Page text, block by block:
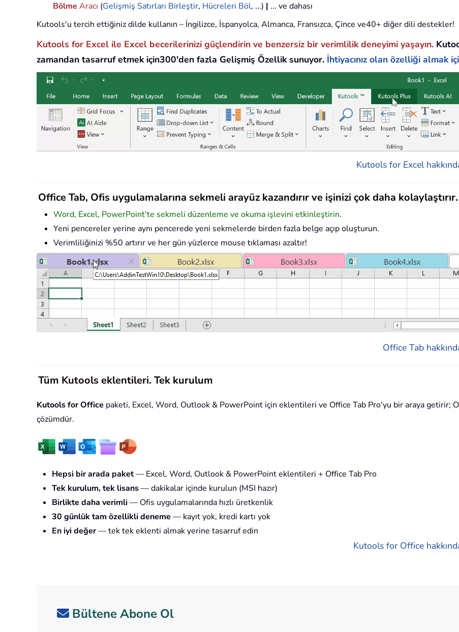
Bölme Aracı (Gelişmiş Satırları Birleştir, Hücreleri Böl, ...) | ... ve dahası
Kutools'u tercih ettiğiniz dilde kullanın – İngilizce, İspanyolca, Almanca, Fransızca, Çince ve40+ diğer dili destekler!
Kutools for Excel ile Excel becerilerinizi güçlendirin ve benzersiz bir verimlilik deneyimi yaşayın.
zamandan tasarruf etmek için300'den fazla Gelişmiş Özellik sunuyor. İhtiyacınız olan özelliği almak
Kutools for Excel
Office Tab, Ofis uygulamalarına sekmeli arayüz kazandırır ve işinizi çok daha kolaylaştırır.
Word, Excel, PowerPoint'te sekmeli düzenleme ve okuma işlevini etkinleştirin.
Yeni pencereler yerine aynı pencerede yeni sekmelerde birden fazla belge açıp oluşturun.
Verimliliğinizi %50 artırır ve her gün yüzlerce mouse tıklaması azaltır!
Office Tab
Tüm Kutools eklentileri. Tek kurulum
Kutools for Office paketi, Excel, Word, Outlook & PowerPoint için eklentileri ve Office Tab Pro'yu bir araya getirir;
çözümdür.
Hepsi bir arada paket— Excel, Word, Outlook & PowerPoint eklentileri + Office Tab Pro
Tek kurulum, tek lisans— dakikalar içinde kurulun (MSI hazır)
Birlikte daha verimli — Ofis uygulamalarında hızlı üretkenlik
30 günlük tam özellikli deneme — kayıt yok, kredi kartı yok
En iyi değer— tek tek eklenti almak yerine tasarruf edin
Kutools for Office
Bültene Abone Ol